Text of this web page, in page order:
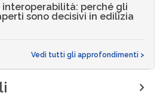
interoperabilità: perché gli
sono decisivi in edilizia
Vedi tutti gli approfondimenti >